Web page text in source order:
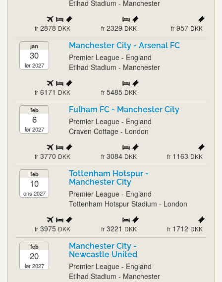
Etihad Stadium - Manchester
fr 2878 DKK fr 2329 DKK fr 957 DKK
jan
30
lør 2027
Manchester City - Arsenal FC
Premier League - England
Etihad Stadium - Manchester
fr 6171 DKK fr 5485 DKK
feb
6
lør 2027
Fulham FC - Manchester City
Premier League - England
Craven Cottage - London
fr 3770 DKK fr 3084 DKK fr 1163 DKK
feb
10
ons 2027
Tottenham Hotspur -
Manchester City
Premier League - England
Tottenham Hotspur Stadium - London
fr 3975 DKK fr 3221 DKK fr 1712 DKK
feb
20
lør 2027
Manchester City -
Newcastle United
Premier League - England
Etihad Stadium - Manchester